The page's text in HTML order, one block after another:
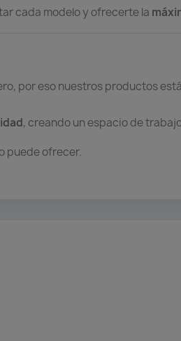
cada modelo y ofrecerte la
por eso nuestros productos
, creando un espacio de
puede ofrecer.